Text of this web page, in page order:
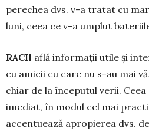
perechea dvs. v-a tratat cu
luni, ceea ce v-a umplut
RACII află informații utile și
cu amicii cu care nu s-au mai
chiar de la începutul verii.
imediat, în modul cel mai
accentuează apropierea dvs.